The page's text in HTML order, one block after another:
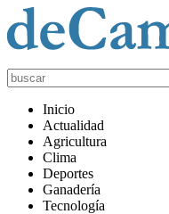
deCampoNoticias
Actualidad
Agropecuaria
Inicio
Actualidad
Agricultura
Clima
Deportes
Ganadería
Tecnología